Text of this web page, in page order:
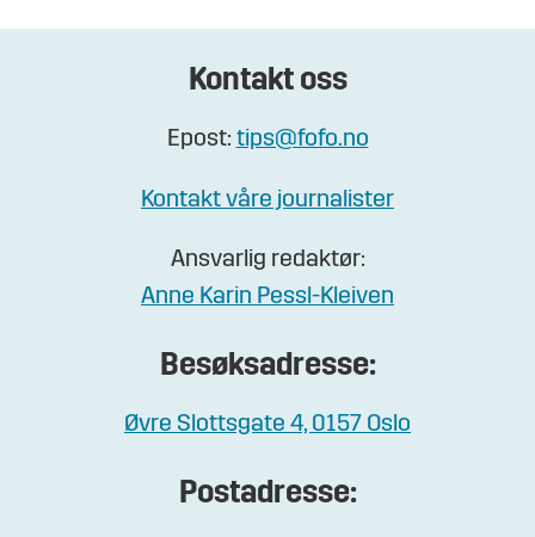
Kontakt oss
Epost: tips@fofo.no
Kontakt våre journalister
Ansvarlig redaktør:
Anne Karin Pessl-Kleiven
Besøksadresse:
Øvre Slottsgate 4, 0157 Oslo
Postadresse: